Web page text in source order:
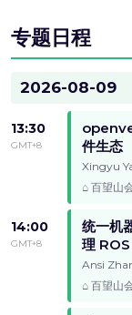
专题日程
2026-08-09
13:30
GMT+8
件生态
Xingyu
百望山
14:00
GMT+8
统一机
理
Ansi
百望山